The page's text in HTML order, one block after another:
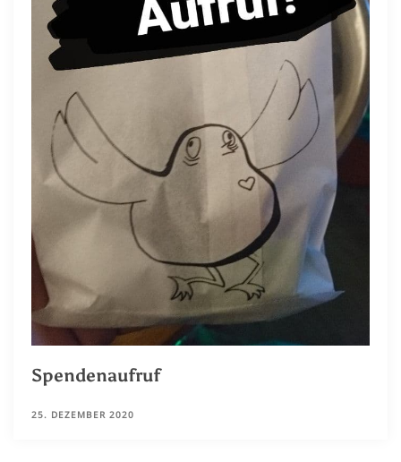
Spendenaufruf
25. DEZEMBER 2020